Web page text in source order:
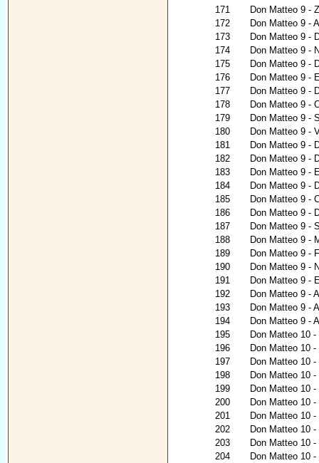
171
Don Matteo 9 -
172
Don Matteo 9 -
173
Don Matteo 9 -
174
Don Matteo 9 -
175
Don Matteo 9 -
176
Don Matteo 9 -
177
Don Matteo 9 -
178
Don Matteo 9 -
179
Don Matteo 9 -
180
Don Matteo 9 -
181
Don Matteo 9 -
182
Don Matteo 9 -
183
Don Matteo 9 -
184
Don Matteo 9 -
185
Don Matteo 9 -
186
Don Matteo 9 -
187
Don Matteo 9 -
188
Don Matteo 9 -
189
Don Matteo 9 -
190
Don Matteo 9 -
191
Don Matteo 9 -
192
Don Matteo 9 -
193
Don Matteo 9 -
194
Don Matteo 9 -
195
Don Matteo 10 -
196
Don Matteo 10
197
Don Matteo 10
198
Don Matteo 10
199
Don Matteo 10
200
Don Matteo 10
201
Don Matteo 10
202
Don Matteo 10
203
Don Matteo 10
204
Don Matteo 10